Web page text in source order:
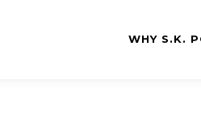
WHY S.K.